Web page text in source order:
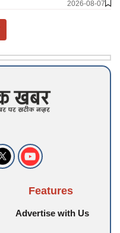
2026-08-07
Features
Advertise with Us